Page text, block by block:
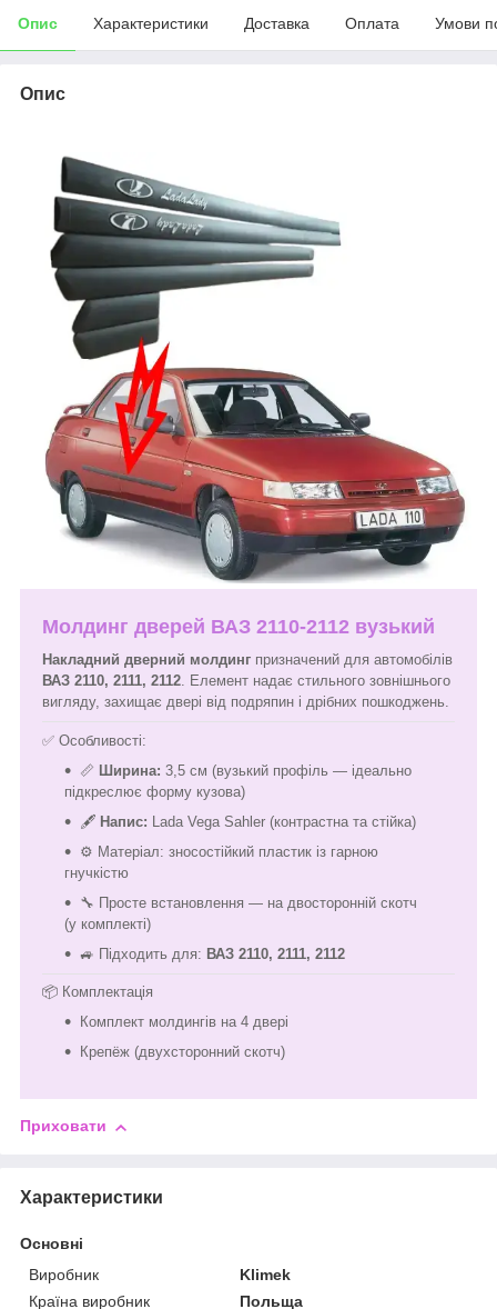
Опис Характеристики Доставка Оплата Умови
Опис
Молдинг дверей ВАЗ 2110-2112 вузький
Накладний дверний молдинг призначений для автомобілів
ВАЗ 2110, 2111, 2112. Елемент надає стильного зовнішнього
вигляду, захищає двері від подряпин і дрібних пошкоджень.
✅ Особливості:
📏 Ширина: 3,5 см (вузький профіль — ідеально
підкреслює форму кузова)
🖋️ Напис: Lada Vega Sahler (контрастна та стійка)
⚙️ Матеріал: зносостійкий пластик із гарною
гнучкістю
🔧 Просте встановлення — на двосторонній скотч
(у комплекті)
🚙 Підходить для: ВАЗ 2110, 2111, 2112
📦 Комплектація
Комплект молдингів на 4 двері
Крепёж (двухсторонний скотч)
Приховати
Характеристики
Основні
Виробник
Klimek
Країна виробник
Польща